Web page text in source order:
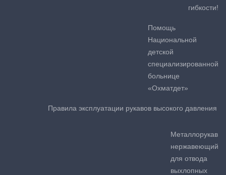
гибкости!
Помощь
Национальной
детской
специализированной
больнице
«Охматдет»
Правила эксплуатации рукавов высокого давления
Металлорукав
нержавеющий
для отвода
выхлопных